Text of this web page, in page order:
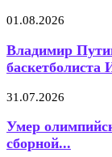
01.08.2026
Владимир
31.07.2026
Умер
сборной...